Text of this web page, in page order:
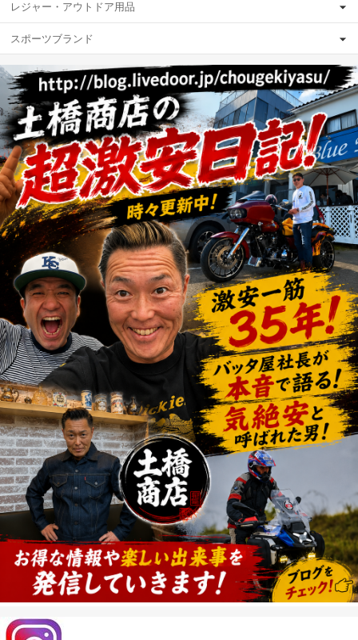
レジャー・アウトドア用品
スポーツブランド